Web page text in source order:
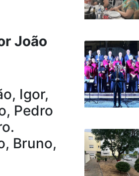
João
Igor,
Pedro
Bruno,